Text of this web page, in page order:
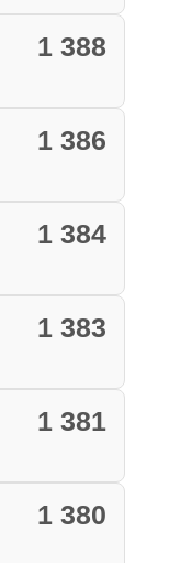
1 388
1 386
1 384
1 383
1 381
1 380